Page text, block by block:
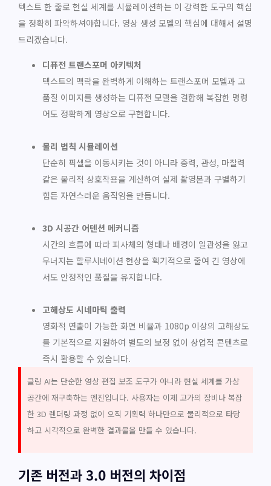
텍스트 한 줄로 현실 세계를 시뮬레이션하는 이 강력한 도구의 핵심
을 정확히 파악하셔야합니다. 영상 생성 모델의 핵심에 대해서 설명
드리겠습니다.
디퓨전 트랜스포머 아키텍처
텍스트의 맥락을 완벽하게 이해하는 트랜스포머 모델과 고
품질 이미지를 생성하는 디퓨전 모델을 결합해 복잡한 명령
어도 정확하게 영상으로 구현합니다.
물리 법칙 시뮬레이션
단순히 픽셀을 이동시키는 것이 아니라 중력, 관성, 마찰력
같은 물리적 상호작용을 계산하여 실제 촬영본과 구별하기
힘든 자연스러운 움직임을 만듭니다.
3D 시공간 어텐션 메커니즘
시간의 흐름에 따라 피사체의 형태나 배경이 일관성을 잃고
무너지는 할루시네이션 현상을 획기적으로 줄여 긴 영상에
서도 안정적인 품질을 유지합니다.
고해상도 시네마틱 출력
영화적 연출이 가능한 화면 비율과 1080p 이상의 고해상도
를 기본적으로 지원하여 별도의 보정 없이 상업적 콘텐츠로
즉시 활용할 수 있습니다.
클링 AI는 단순한 영상 편집 보조 도구가 아니라 현실 세계를 가상
공간에 재구축하는 엔진입니다. 사용자는 이제 고가의 장비나 복잡
한 3D 렌더링 과정 없이 오직 기획력 하나만으로 물리적으로 타당
하고 시각적으로 완벽한 결과물을 만들 수 있습니다.
기존 버전과 3.0 버전의 차이점